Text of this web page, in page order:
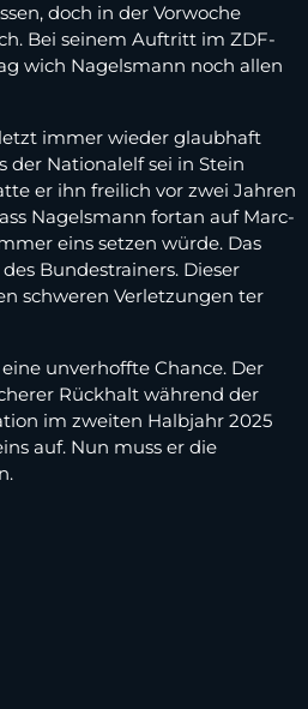
doch in der Vorwoche
Bei seinem Auftritt im ZDF-
wich Nagelsmann noch allen
immer wieder glaubhaft
der Nationalelf sei in Stein
er ihn freilich vor zwei Jahren
Nagelsmann fortan auf Marc-
eins setzen würde. Das
Bundestrainers. Dieser
schweren Verletzungen ter
unverhoffte Chance. Der
Rückhalt während der
im zweiten Halbjahr 2025
auf. Nun muss er die